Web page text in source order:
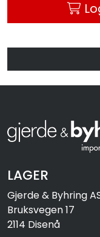
LAGER
Gjerde & Byhring
Bruksvegen 17
2114 Disenå
Tilbudstorget